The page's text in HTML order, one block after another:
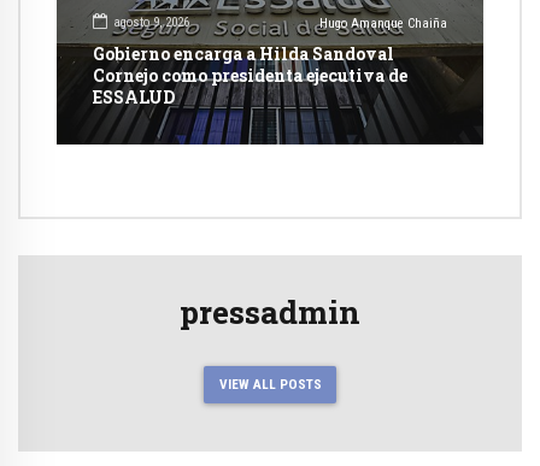
agosto 9, 2026 Hugo Amanque Chaiña
Gobierno encarga a Hilda Sandoval
Cornejo como presidenta ejecutiva de
ESSALUD
pressadmin
VIEW ALL POSTS